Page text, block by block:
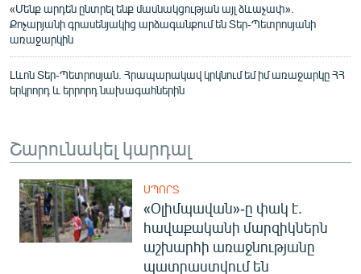
«Մենք արդեն ընտրել ենք մասնակցության այլ ձևաչափ».
Քոչարյանի գրասենյակից արձագանքում են Տեր-Պետրոսյանի
առաջարկին
Լևոն Տեր-Պետրոսյան. Հրապարակավ կրկնում եմ իմ առաջարկը ՀՀ
երկրորդ և երրորդ նախագահներին
Շարունակել կարդալ
ՍՊՈՐՏ
«Օլիմպավան»-ը փակ է.
հավաքականի մարզիկներն
աշխարհի առաջնությանը
պատրաստվում են